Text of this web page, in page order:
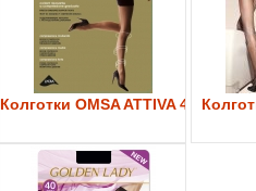
Колготки OMSA ATTIVA 40